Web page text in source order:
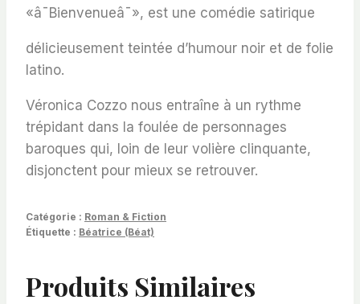
«â¯Bienvenueâ¯», est une comédie satirique
délicieusement teintée d’humour noir et de folie
latino.
Véronica Cozzo nous entraîne à un rythme
trépidant dans la foulée de personnages
baroques qui, loin de leur volière clinquante,
disjonctent pour mieux se retrouver.
Catégorie : Roman & Fiction
Étiquette : Béatrice (Béat)
Produits Similaires